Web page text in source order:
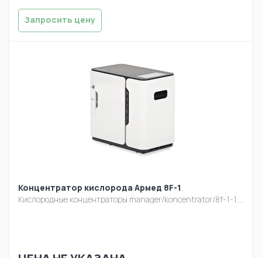
Запросить цену
Концентратор кислорода Армед 8F-1
Кислородные концентраторы manager/koncentrator/8f-1-1.jpg